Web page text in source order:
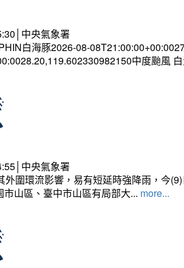
中央氣象署
白海豚2026-08-
中度颱風
中央氣象署
外圍環流影響，易有短延時強降雨，今
市山區、臺中市山區有局部大... more...